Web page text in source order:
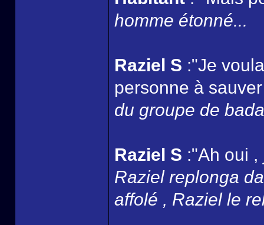
homme étonné...
Raziel S :"Je
personne à
du groupe de
Raziel S :"Ah oui
Raziel replonga
affolé , Raziel le